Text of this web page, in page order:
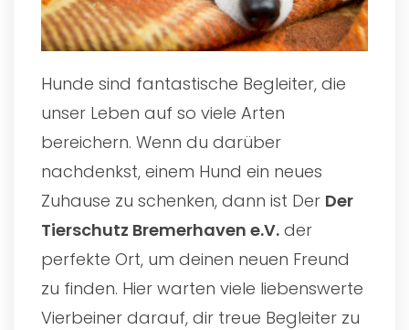
Hunde sind fantastische Begleiter, die
unser Leben auf so viele Arten
bereichern. Wenn du darüber
nachdenkst, einem Hund ein neues
Zuhause zu schenken, dann ist Der Der
Tierschutz Bremerhaven e.V. der
perfekte Ort, um deinen neuen Freund
zu finden. Hier warten viele liebenswerte
Vierbeiner darauf, dir treue Begleiter zu